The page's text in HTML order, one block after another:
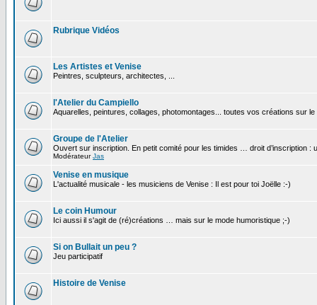
Rubrique Vidéos
Les Artistes et Venise
Peintres, sculpteurs, architectes, ...
l'Atelier du Campiello
Aquarelles, peintures, collages, photomontages... toutes vos créations sur le
Groupe de l'Atelier
Ouvert sur inscription. En petit comité pour les timides … droit d’inscription :
ModérateurJas
Venise en musique
L'actualité musicale - les musiciens de Venise : Il est pour toi Joëlle :-)
Le coin Humour
Ici aussi il s'agit de (ré)créations … mais sur le mode humoristique ;-)
Si on Bullait un peu ?
Jeu participatif
Histoire de Venise